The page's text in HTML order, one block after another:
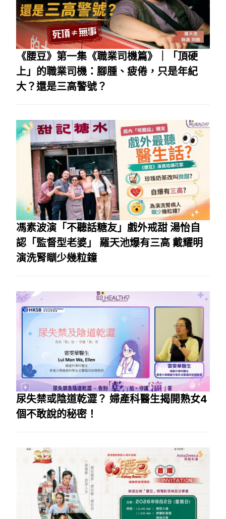
《腰豆》第一集《職業司機篇》｜「頂硬
上」的職業司機：腳腫、疲倦，只是年紀
大？還是三高警號？
馮素波演「不聽話糖友」戲外戒甜 湯怡自
認「監督型老婆」 羅天池爆有三高 戴耀明
演洗腎瞓少幾粒鐘
尿失禁或陰道乾澀？ 婦產科醫生揭開熟女4
個不敢說的秘密！